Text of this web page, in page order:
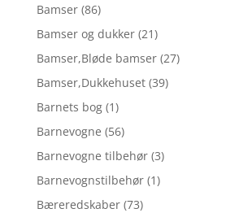
Bamser (86)
Bamser og dukker (21)
Bamser,Bløde bamser (27)
Bamser,Dukkehuset (39)
Barnets bog (1)
Barnevogne (56)
Barnevogne tilbehør (3)
Barnevognstilbehør (1)
Bæreredskaber (73)